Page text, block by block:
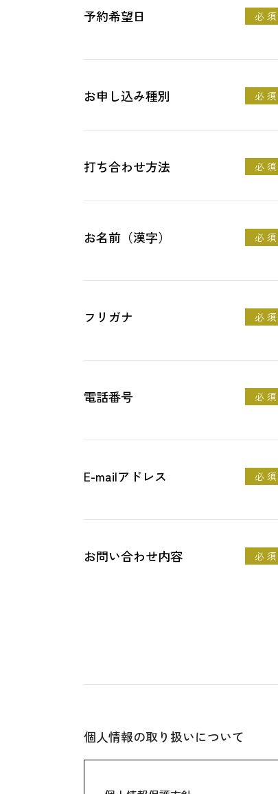
予約希望日 必 須
お申し込み種別 必 須
打ち合わせ方法 必 須
お名前（漢字） 必 須
フリガナ 必 須
電話番号 必 須
E-mailアドレス 必 須
お問い合わせ内容 必 須
個人情報の取り扱いについて